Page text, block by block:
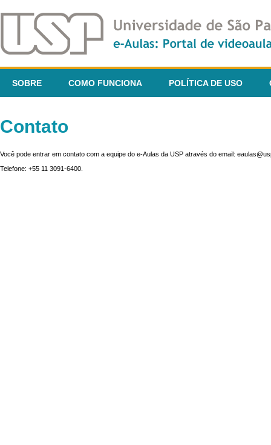
SOBRE COMO FUNCIONA POLÍTICA DE USO
Contato
Você pode entrar em contato com a equipe do e-Aulas da USP através do email:
Telefone: +55 11 3091-6400.